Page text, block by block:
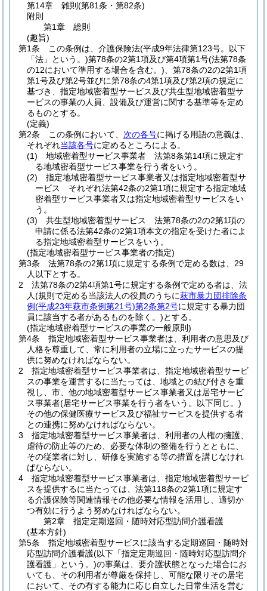
第14章
雑則 (第81条・第82条)
附則
第1章
総則
(趣旨)
第1条
この条例は、介護保険法(平成9年法律第123号。以下
「法」という。)第78条の2第1項及び第4項第1号(法第78条
の12において準用する場合を含む。) 、第78条の2の2第1項
第1号及び第2号並びに第78条の4第1項及び第2項の規定に
基づき、指定地域密着型サービス及び共生型地域密着型サ
ービスの事業の人員、設備及び運営に関する基準等を定め
るものとする。
(定義)
第2条
この条例において、 次の各号に掲げる用語の意義は、
それぞれ当該各号に定めるところによる。
(1)
地域密着型サービス事業者 法第8条第14項に規定す
る地域密着型サービス事業を行う者をいう。
(2)
指定地域密着型サービス事業者又は指定地域密着型サ
ービス それぞれ法第42条の2第1項に規定する指定地域
密着型サービス事業者又は指定地域密着型サービスをい
う。
(3)
共生型地域密着型サービス 法第78条の2の2第1項の
申請に係る法第42条の2第1項本文の指定を受けた者によ
る指定地域密着型サービスをいう。
(指定地域密着型サービス事業者の指定)
第3条
法第78条の2第1項に規定する条例で定める数は、29
人以下とする。
2
法第78条の2第4項第1号に規定する条例で定める者は、法
人(規則で定める当該法人の役員のうちに萩市暴力団排除条
例(平成23年萩市条例第21号)第2条第2号に規定する暴力団
員に該当する者があるものを除く。)とする。
(指定地域密着型サービスの事業の一般原則)
第4条
指定地域密着型サービス事業者は、利用者の意思及び
人格を尊重して、常に利用者の立場に立ったサービスの提
供に努めなければならない。
2
指定地域密着型サービス事業者は、指定地域密着型サービ
スの事業を運営するに当たっては、地域との結び付きを重
視し、市、他の地域密着型サービス事業者又は居宅サービ
ス事業者(居宅サービス事業を行う者をいう。以下同じ。)
その他の保健医療サービス及び福祉サービスを提供する者
との連携に努めなければならない。
3
指定地域密着型サービス事業者は、利用者の人権の擁護、
虐待の防止等のため、必要な体制の整備を行うとともに、
その従業者に対し、研修を実施する等の措置を講じなけれ
ばならない。
4
指定地域密着型サービス事業者は、指定地域密着型サービ
スを提供するに当たっては、法第118条の2第1項に規定す
る介護保険等関連情報その他必要な情報を活用し、適切か
つ有効に行うよう努めなければならない。
第2章
指定定期巡回・随時対応型訪問介護看護
(基本方針)
第5条
指定地域密着型サービスに該当する定期巡回・随時対
応型訪問介護看護(以下「指定定期巡回・随時対応型訪問介
護看護」という。)の事業は、要介護状態となった場合にお
いても、その利用者が尊厳を保持し、可能な限りその居宅
において、その有する能力に応じ自立した日常生活を営む